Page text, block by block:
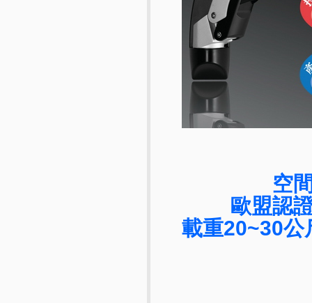
空
歐盟認
載重20~30公